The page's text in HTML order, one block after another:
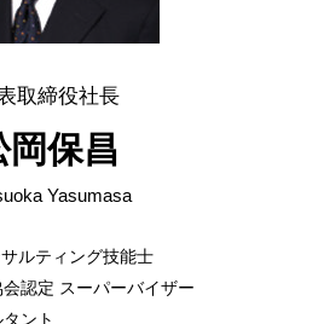
取締役社長
岡保昌
Yasumasa
ルティング技能士
認定 スーパーバイザー
ント